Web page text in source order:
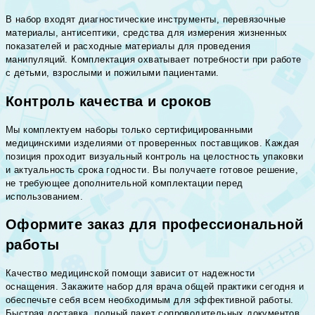
В набор входят диагностические инструменты, перевязочные
материалы, антисептики, средства для измерения жизненных
показателей и расходные материалы для проведения
манипуляций. Комплектация охватывает потребности при работе
с детьми, взрослыми и пожилыми пациентами.
Контроль качества и сроков
Мы комплектуем наборы только сертифицированными
медицинскими изделиями от проверенных поставщиков. Каждая
позиция проходит визуальный контроль на целостность упаковки
и актуальность срока годности. Вы получаете готовое решение,
не требующее дополнительной комплектации перед
использованием.
Оформите заказ для профессиональной
работы
Качество медицинской помощи зависит от надежности
оснащения. Закажите набор для врача общей практики сегодня и
обеспечьте себя всем необходимым для эффективной работы.